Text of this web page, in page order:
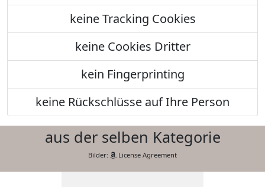
keine Tracking Cookies
keine Cookies Dritter
kein Fingerprinting
keine Rückschlüsse auf Ihre Person
aus der selben Kategorie
Bilder: License Agreement